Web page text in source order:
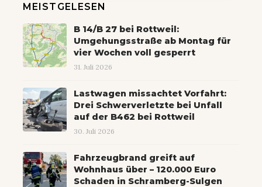
MEISTGELESEN
B 14/B 27 bei Rottweil:
Umgehungsstraße ab Montag für
vier Wochen voll gesperrt
31. Juli 2026
Lastwagen missachtet Vorfahrt:
Drei Schwerverletzte bei Unfall
auf der B462 bei Rottweil
30. Juli 2026
Fahrzeugbrand greift auf
Wohnhaus über – 120.000 Euro
Schaden in Schramberg-Sulgen